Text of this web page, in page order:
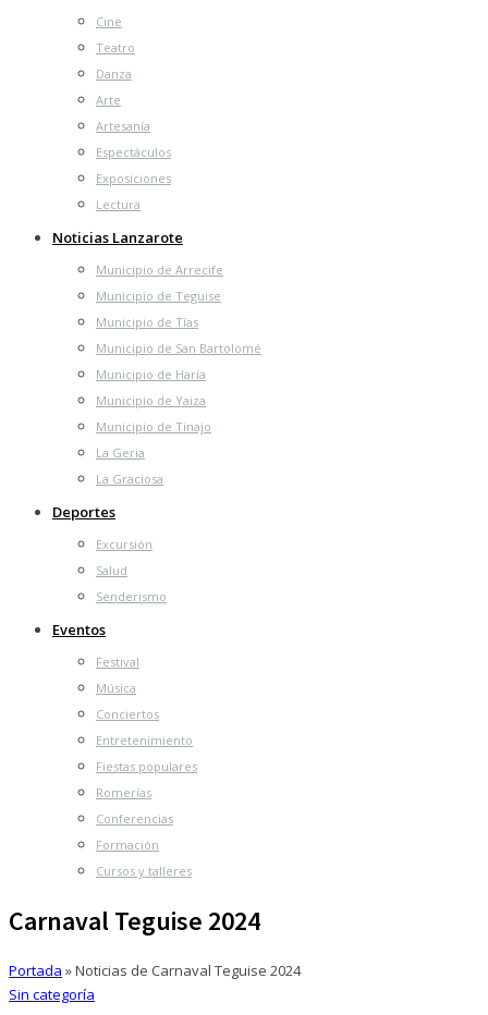
Cine
Teatro
Danza
Arte
Artesanía
Espectáculos
Exposiciones
Lectura
Noticias Lanzarote
Municipio de Arrecife
Municipio de Teguise
Municipio de Tías
Municipio de San Bartolomé
Municipio de Haría
Municipio de Yaiza
Municipio de Tinajo
La Geria
La Graciosa
Deportes
Excursión
Salud
Senderismo
Eventos
Festival
Música
Conciertos
Entretenimiento
Fiestas populares
Romerías
Conferencias
Formación
Cursos y talleres
Carnaval Teguise 2024
Portada »Noticias de Carnaval Teguise 2024
Sin categoría